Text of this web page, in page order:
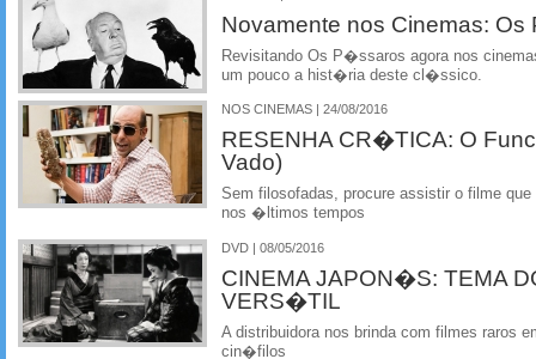
Novamente nos Cinemas:
Revisitando Os P�ssaros agora nos
um pouco a hist�ria deste cl�ssico.
NOS CINEMAS | 24/08/2016
RESENHA CR�TICA: O
Vado)
Sem filosofadas, procure assistir o filme
nos �ltimos tempos
DVD | 08/05/2016
CINEMA JAPON�S: TEMA
VERS�TIL
A distribuidora nos brinda com filmes raros
cin�filos